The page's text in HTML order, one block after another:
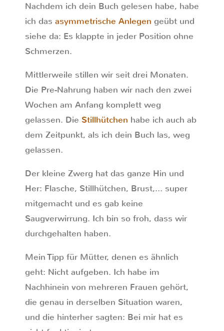
Nachdem ich dein Buch gelesen habe, habe
ich das asymmetrische Anlegen geübt und
siehe da: Es klappte in jeder Position ohne
Schmerzen.
Mittlerweile stillen wir seit drei Monaten.
Die Pre-Nahrung haben wir nach den zwei
Wochen am Anfang komplett weg
gelassen. Die Stillhütchen habe ich auch ab
dem Zeitpunkt, als ich dein Buch las, weg
gelassen.
Der kleine Zwerg hat das ganze Hin und
Her: Flasche, Stillhütchen, Brust,… super
mitgemacht und es gab keine
Saugverwirrung. Ich bin so froh, dass wir
durchgehalten haben.
Mein Tipp für Mütter, denen es ähnlich
geht: Nicht aufgeben. Ich habe im
Nachhinein von mehreren Frauen gehört,
die genau in derselben Situation waren,
und die hinterher sagten: Bei mir hat es